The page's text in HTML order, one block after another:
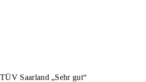
TÜV Saarland „Sehr gut“